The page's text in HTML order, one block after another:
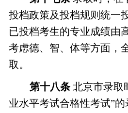
投档政策及投档规则统一
已投档考生的专业成绩由
考虑德、智、体等方面，
取。
第十八条 北京市录取
业水平考试合格性考试”